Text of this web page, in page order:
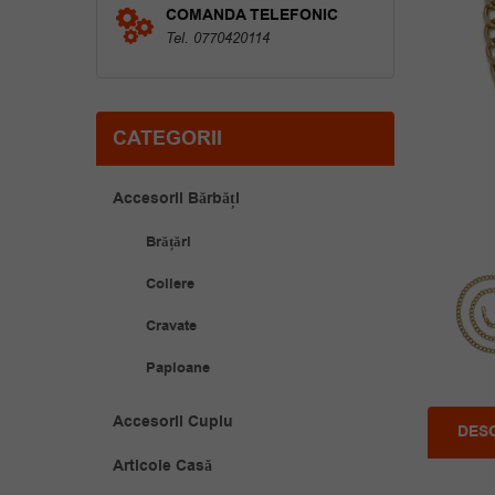
COMANDA TELEFONIC
Tel. 0770420114
CATEGORII
Accesorii Bărbăți
Brățări
Coliere
Cravate
Papioane
Accesorii Cuplu
Articole Casă